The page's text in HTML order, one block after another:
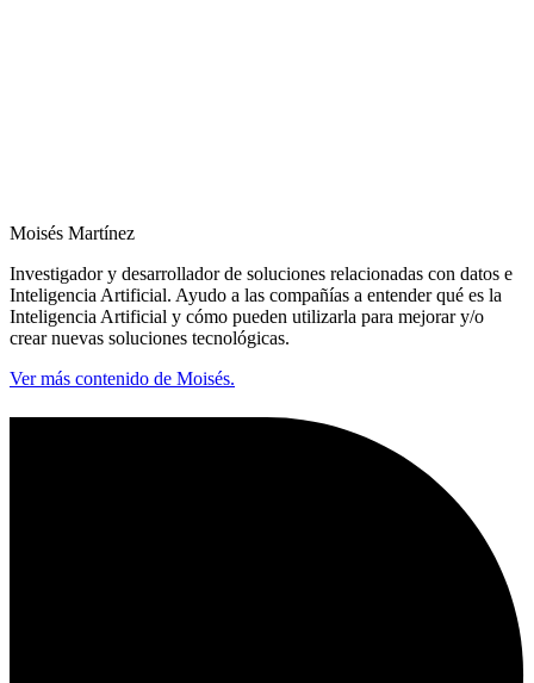
Moisés Martínez
Investigador y desarrollador de soluciones relacionadas con datos e
Inteligencia Artificial. Ayudo a las compañías a entender qué es la
Inteligencia Artificial y cómo pueden utilizarla para mejorar y/o
crear nuevas soluciones tecnológicas.
Ver más contenido de Moisés.